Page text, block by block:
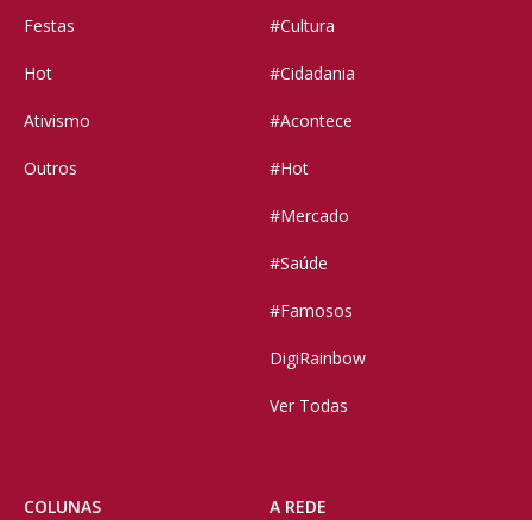
Festas
Hot
Ativismo
Outros
#Cultura
#Cidadania
#Acontece
#Hot
#Mercado
#Saúde
#Famosos
DigiRainbow
Ver Todas
COLUNAS A REDE